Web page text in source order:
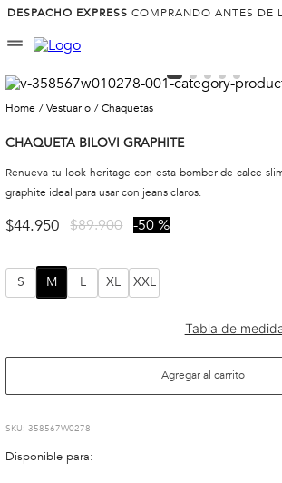
DESPACHO EXPRESS COMPRANDO ANTES DE
vestuario chaquetas
CHAQUETA BILOVI GRAPHITE
Renueva tu look heritage con esta bomber de calce
graphite ideal para usar con jeans claros.
$44.950 $89.900 50 %
S M L XL XXL
Agregar al carrito
:358567W0278
Disponible para: